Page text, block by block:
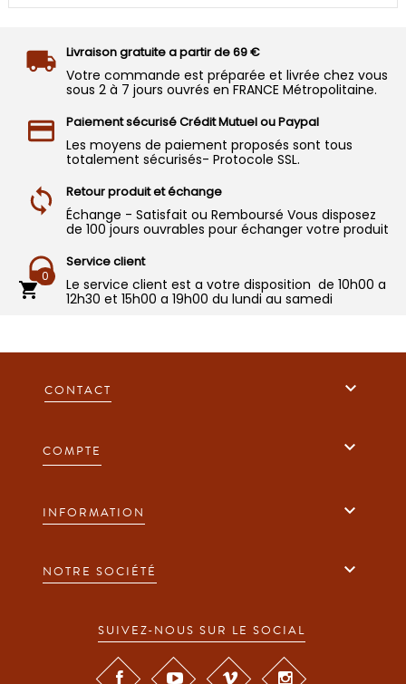
Livraison gratuite a partir de 69 €
Votre commande est préparée et livrée chez vous
sous 2 à 7 jours ouvrés en FRANCE Métropolitaine.
Paiement sécurisé Crédit Mutuel ou Paypal
Les moyens de paiement proposés sont tous
totalement sécurisés- Protocole SSL.
Retour produit et échange
Échange - Satisfait ou Remboursé Vous disposez
de 100 jours ouvrables pour échanger votre produit
Service client
Le service client est a votre disposition de 10h00 a
12h30 et 15h00 a 19h00 du lundi au samedi
CONTACT 
COMPTE 
INFORMATION 
NOTRE SOCIÉTÉ 
SUIVEZ-NOUS SUR LE SOCIAL

0